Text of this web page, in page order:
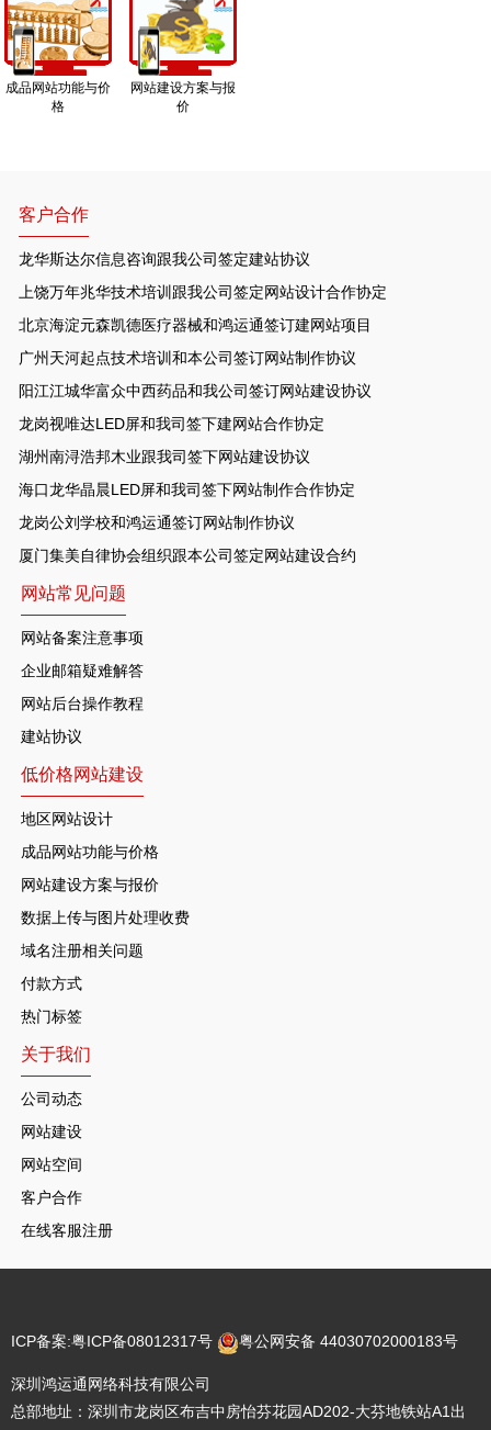
成品网站功能与价
格
网站建设方案与报
价
客户合作
龙华斯达尔信息咨询跟我公司签定建站协议
上饶万年兆华技术培训跟我公司签定网站设计合作协定
北京海淀元森凯德医疗器械和鸿运通签订建网站项目
广州天河起点技术培训和本公司签订网站制作协议
阳江江城华富众中西药品和我公司签订网站建设协议
龙岗视唯达LED屏和我司签下建网站合作协定
湖州南浔浩邦木业跟我司签下网站建设协议
海口龙华晶晨LED屏和我司签下网站制作合作协定
龙岗公刘学校和鸿运通签订网站制作协议
厦门集美自律协会组织跟本公司签定网站建设合约
网站常见问题
网站备案注意事项
企业邮箱疑难解答
网站后台操作教程
建站协议
低价格网站建设
地区网站设计
成品网站功能与价格
网站建设方案与报价
数据上传与图片处理收费
域名注册相关问题
付款方式
热门标签
关于我们
公司动态
网站建设
网站空间
客户合作
在线客服注册
ICP备案:粤ICP备08012317号 粤公网安备 44030702000183号
深圳鸿运通网络科技有限公司
总部地址：深圳市龙岗区布吉中房怡芬花园AD202-大芬地铁站A1出